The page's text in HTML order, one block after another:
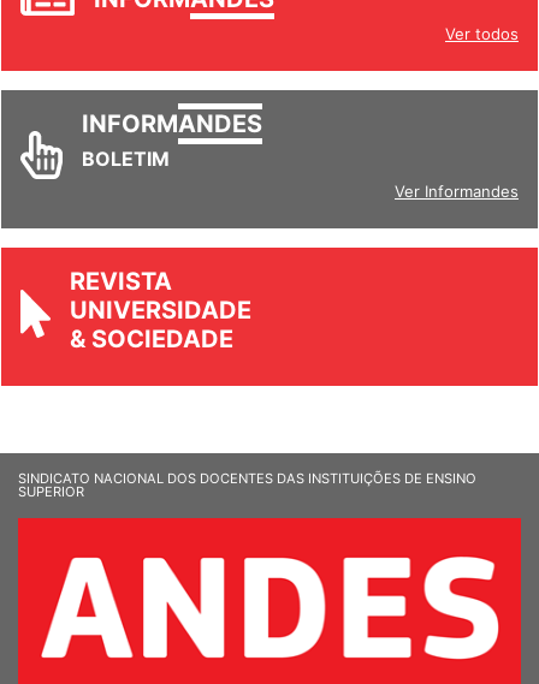
Ver todos
INFORMANDES
BOLETIM
Ver Informandes
REVISTA
UNIVERSIDADE
& SOCIEDADE
SINDICATO NACIONAL DOS DOCENTES DAS INSTITUIÇÕES DE ENSINO
SUPERIOR